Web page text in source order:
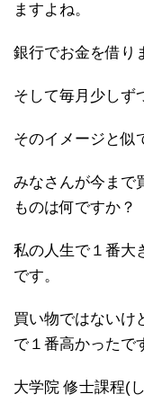
ますよね。
銀行でお金を借り
そして毎月少しず
そのイメージと似
みなさんが今まで
ものは何ですか？
私の人生で１番大
です。
買い物ではないけ
で１番高かったで
大学院 修士課程(